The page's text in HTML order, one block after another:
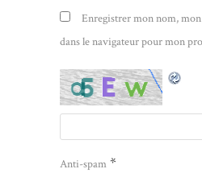
Enregistrer mon nom,
dans le navigateur pour mon
Anti-spam *